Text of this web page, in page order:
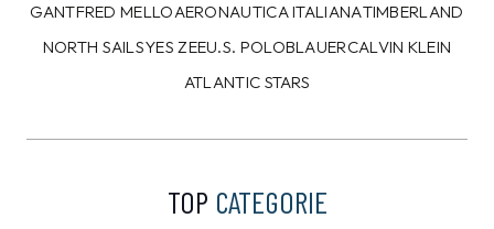
GANTFRED MELLOAERONAUTICA ITALIANATIMBERLAND
NORTH SAILSYES ZEEU.S. POLOBLAUERCALVIN KLEIN
ATLANTIC STARS
TOP CATEGORIE